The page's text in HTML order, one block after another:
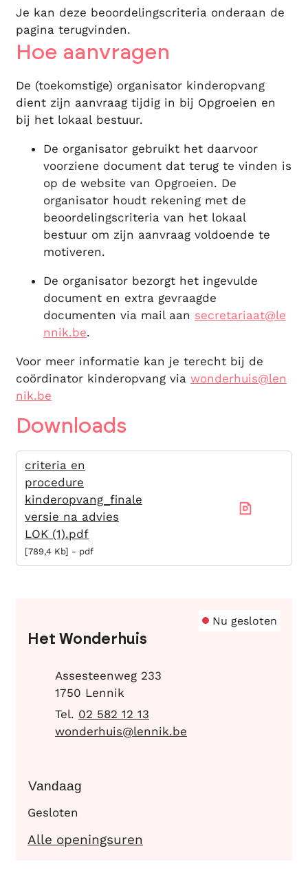
Je kan deze beoordelingscriteria onderaan de
pagina terugvinden.
Hoe aanvragen
De (toekomstige) organisator kinderopvang
dient zijn aanvraag tijdig in bij Opgroeien en
bij het lokaal bestuur.
De organisator gebruikt het daarvoor
voorziene document dat terug te vinden is
op de website van Opgroeien. De
organisator houdt rekening met de
beoordelingscriteria van het lokaal
bestuur om zijn aanvraag voldoende te
motiveren.
De organisator bezorgt het ingevulde
document en extra gevraagde
documenten via mail aan secretariaat@le
nnik.be.
Voor meer informatie kan je terecht bij de
coördinator kinderopvang via wonderhuis@len
nik.be
Downloads
criteria en
procedure
kinderopvang_finale
versie na advies
LOK (1).pdf
789,4 Kb pdf
Het Wonderhuis
Nu gesloten
AdresAssesteenweg 233
,1750 Lennik
02 582 12 13
E-mailwonderhuis@lennik.be
Vandaag
Gesloten
Alle openingsuren